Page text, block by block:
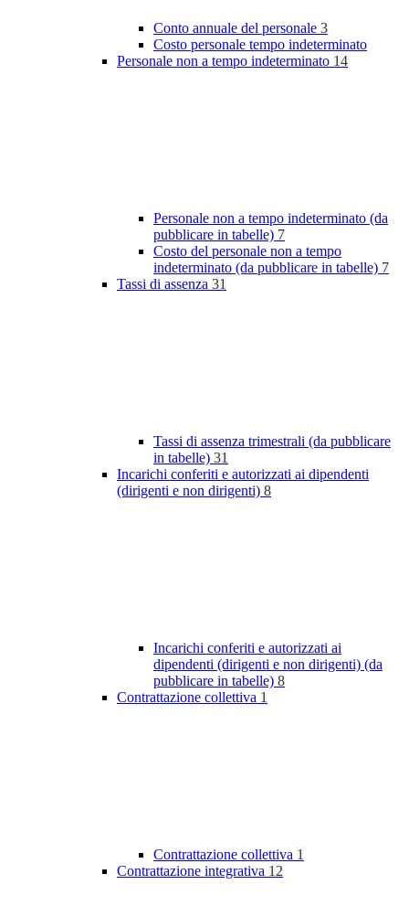
Conto annuale del personale 3
Costo personale tempo indeterminato
Personale non a tempo indeterminato 14
Personale non a tempo indeterminato (da
pubblicare in tabelle) 7
Costo del personale non a tempo
indeterminato (da pubblicare in tabelle) 7
Tassi di assenza 31
Tassi di assenza trimestrali (da pubblicare
in tabelle) 31
Incarichi conferiti e autorizzati ai dipendenti
(dirigenti e non dirigenti) 8
Incarichi conferiti e autorizzati ai
dipendenti (dirigenti e non dirigenti) (da
pubblicare in tabelle) 8
Contrattazione collettiva 1
Contrattazione collettiva 1
Contrattazione integrativa 12